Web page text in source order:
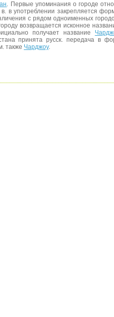
. Первые упоминания о городе
в употреблении закрепляется
с рядом одноименных
возвращается исконное
получает название
принята русск. передача в
также Чарджоу.